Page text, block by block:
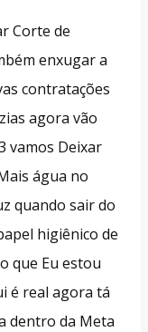
Corte de
enxugar a
contratações
agora vão
vamos Deixar
água no
quando sair do
higiênico de
que Eu estou
é real agora tá
dentro da Meta